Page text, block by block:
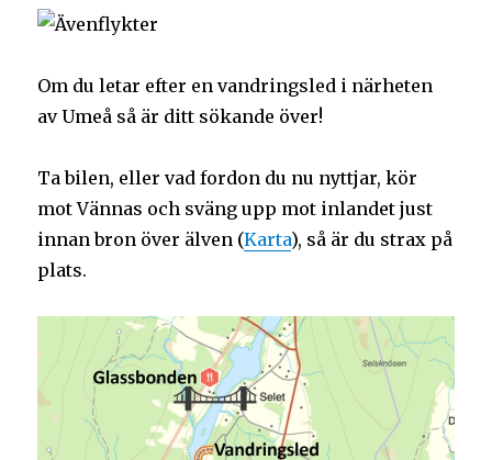
Om du letar efter en vandringsled i närheten
av Umeå så är ditt sökande över!
Ta bilen, eller vad fordon du nu nyttjar, kör
mot Vännas och sväng upp mot inlandet just
innan bron över älven (Karta), så är du strax på
plats.